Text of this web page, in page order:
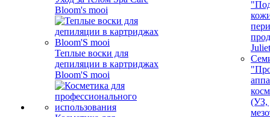
Bloom's mooi
Теплые воски для
депиляции в картриджах
Bloom'S mooi
(УЗ,